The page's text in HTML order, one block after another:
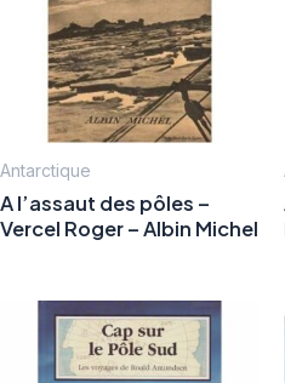
Antarctique
A l’assaut des pôles –
Vercel Roger – Albin Michel